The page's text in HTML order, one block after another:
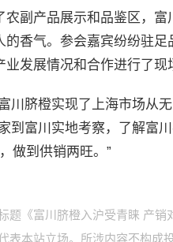
农副产品展示和品鉴区，
的香气。参会嘉宾纷纷驻
发展情况和合作进行了现
川脐橙实现了上海市场从
到富川实地考察，了解富
做到供销两旺。”
题《富川脐橙入沪受青睐 产
表本站立场。所涉内容不构成